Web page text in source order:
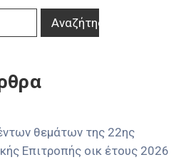
θεμάτων της 22ης
Επιτροπής οικ έτους 2026